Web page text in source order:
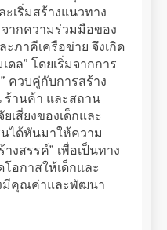
เริ่มสร้างแนวทาง
ากความร่วมมือของ
ภาคีเครือข่าย จึงเกิด
ล” โดยเริ่มจากการ
ควบคู่กับการสร้าง
ร้านค้า และสถาน
เสี่ยงของเด็กและ
ได้หันมาให้ความ
งสรรค์” เพื่อเป็นทาง
โอกาสให้เด็กและ
งมีคุณค่าและพัฒนา